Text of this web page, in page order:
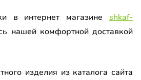
до
в интернет магазине shkaf-
нашей комфортной доставкой
изделия из каталога сайта